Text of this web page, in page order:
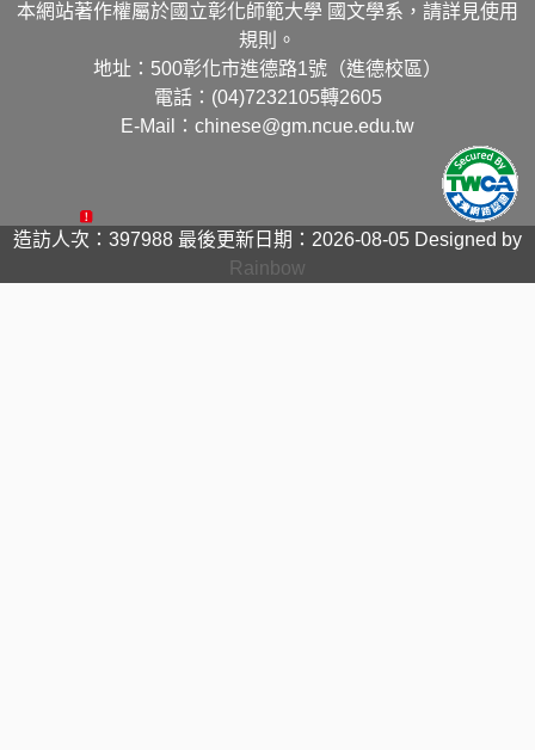
本網站著作權屬於國立彰化師範大學 國文學系，請詳見使用
規則。
地址：500彰化市進德路1號（進德校區）
電話：(04)7232105轉2605
E-Mail：chinese@gm.ncue.edu.tw
造訪人次：397988 最後更新日期：2026-08-05 Designed by
Rainbow